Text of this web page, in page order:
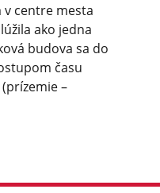
v centre mesta
ako jedna
budova sa do
času
–